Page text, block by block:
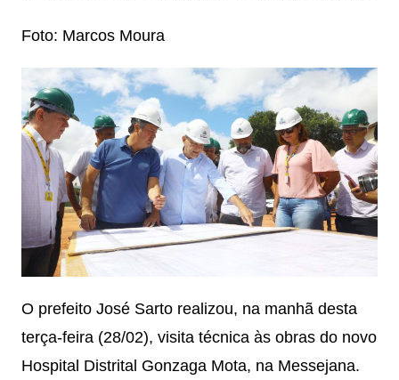
Foto: Marcos Moura
O prefeito José Sarto realizou, na manhã desta
terça-feira (28/02), visita técnica às obras do novo
Hospital Distrital Gonzaga Mota, na Messejana.